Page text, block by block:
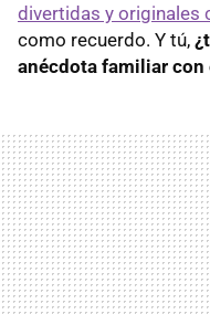
divertidas y originales
como recuerdo. Y tú,
anécdota familiar